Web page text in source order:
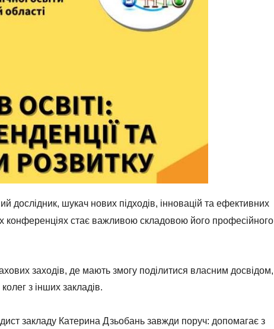
дослідник, шукач нових підходів, інновацій та ефективних
конференціях стає важливою складовою його професійного
заходів, де мають змогу поділитися власним досвідом,
з інших закладів.
закладу Катерина Дзьобань завжди поруч: допомагає з